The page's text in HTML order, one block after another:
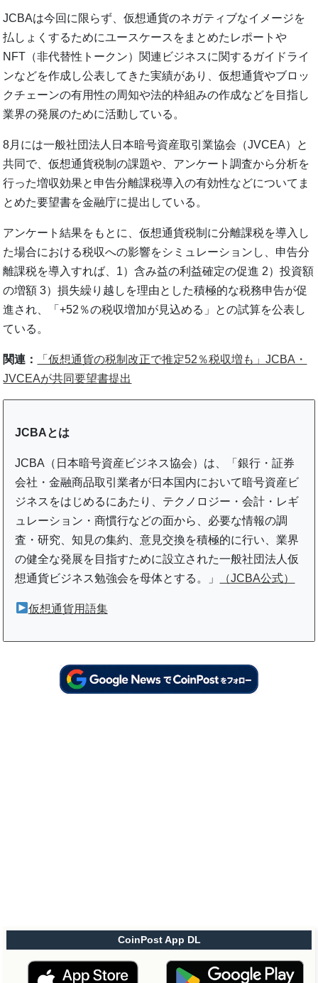
JCBAは今回に限らず、仮想通貨のネガティブなイメージを
払しょくするためにユースケースをまとめたレポートや
NFT（非代替性トークン）関連ビジネスに関するガイドライ
ンなどを作成し公表してきた実績があり、仮想通貨やブロッ
クチェーンの有用性の周知や法的枠組みの作成などを目指し
業界の発展のために活動している。
8月には一般社団法人日本暗号資産取引業協会（JVCEA）と
共同で、仮想通貨税制の課題や、アンケート調査から分析を
行った増収効果と申告分離課税導入の有効性などについてま
とめた要望書を金融庁に提出している。
アンケート結果をもとに、仮想通貨税制に分離課税を導入し
た場合における税収への影響をシミュレーションし、申告分
離課税を導入すれば、1）含み益の利益確定の促進 2）投資額
の増額 3）損失繰り越しを理由とした積極的な税務申告が促
進され、「+52％の税収増加が見込める」との試算を公表し
ている。
関連：
「仮想通貨の税制改正で推定52％税収増も」JCBA・
JVCEAが共同要望書提出
JCBAとは
JCBA（日本暗号資産ビジネス協会）は、「銀行・証券
会社・金融商品取引業者が日本国内において暗号資産ビ
ジネスをはじめるにあたり、テクノロジー・会計・レギ
ュレーション・商慣行などの面から、必要な情報の調
査・研究、知見の集約、意見交換を積極的に行い、業界
の健全な発展を目指すために設立された一般社団法人仮
想通貨ビジネス勉強会を母体とする。」
（JCBA公式）
仮想通貨用語集
CoinPost App DL